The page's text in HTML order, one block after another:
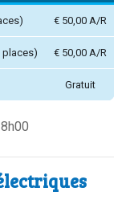
€ 50,00 A/R
places) € 50,00 A/R
Gratuit